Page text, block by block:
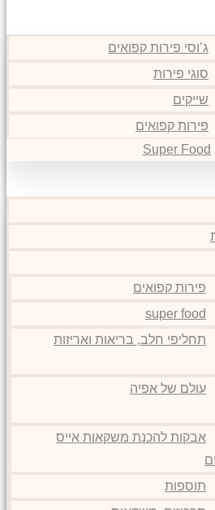
ג’וסי פירות קפואים
סוגי פירות
שייקים
פירות קפואים
Super Food
פירות קפואים
super food
תחליפי חלב, בריאות ואריזות
עולם של אפיה
אבקות להכנת משקאות אייס
תוספות